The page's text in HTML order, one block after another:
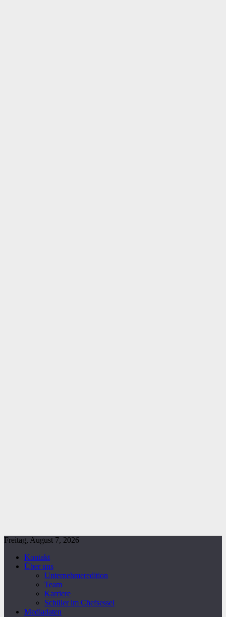
Freitag, August 7, 2026
Kontakt
Über uns
Unternehmeredition
Team
Karriere
Schüler im Chefsessel
Mediadaten